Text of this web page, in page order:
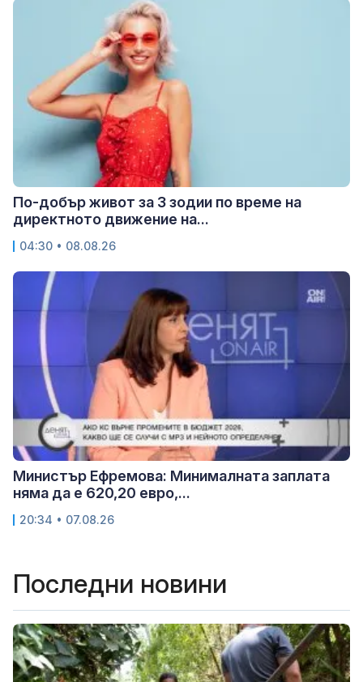
По-добър живот за 3 зодии по време на
директното движение на...
04:30 • 08.08.26
Министър Ефремова: Минималната заплата
няма да е 620,20 евро,...
20:34 • 07.08.26
Последни новини